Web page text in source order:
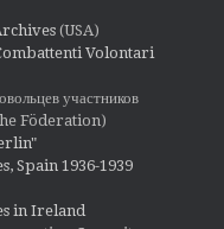
(USA)
Volontari
участников
Föderation)
Spain 1936-1939
in Ireland